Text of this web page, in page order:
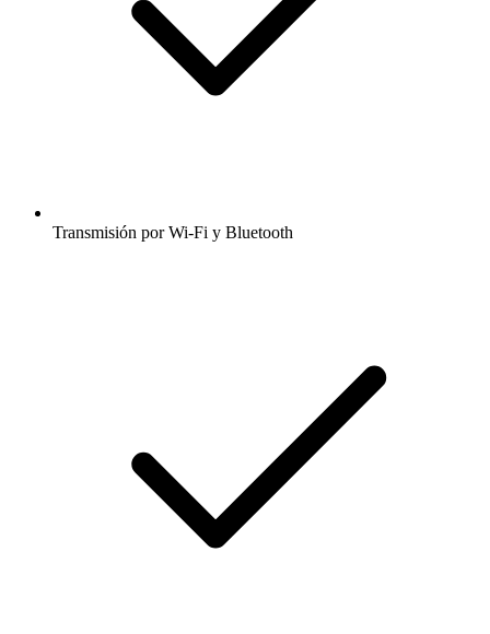
Transmisión por Wi-Fi y Bluetooth